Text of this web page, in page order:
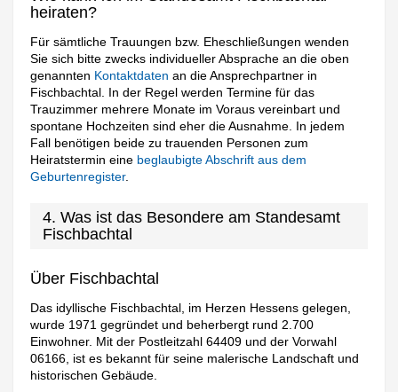
heiraten?
Für sämtliche Trauungen bzw. Eheschließungen wenden
Sie sich bitte zwecks individueller Absprache an die oben
genannten Kontaktdaten an die Ansprechpartner in
Fischbachtal. In der Regel werden Termine für das
Trauzimmer mehrere Monate im Voraus vereinbart und
spontane Hochzeiten sind eher die Ausnahme. In jedem
Fall benötigen beide zu trauenden Personen zum
Heiratstermin eine beglaubigte Abschrift aus dem
Geburtenregister.
4. Was ist das Besondere am Standesamt
Fischbachtal
Über Fischbachtal
Das idyllische Fischbachtal, im Herzen Hessens gelegen,
wurde 1971 gegründet und beherbergt rund 2.700
Einwohner. Mit der Postleitzahl 64409 und der Vorwahl
06166, ist es bekannt für seine malerische Landschaft und
historischen Gebäude.